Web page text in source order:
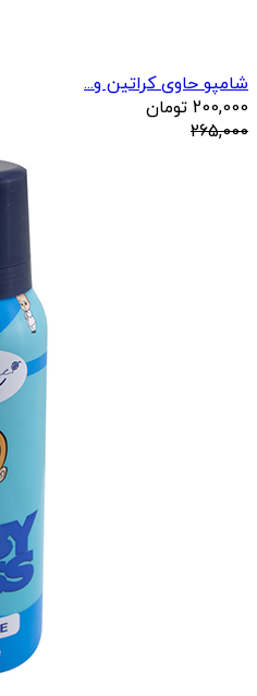
شامپو حاوی کراتین و...
200,000 تومان
265,000